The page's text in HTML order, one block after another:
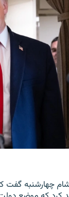
چهارشنبه گفت